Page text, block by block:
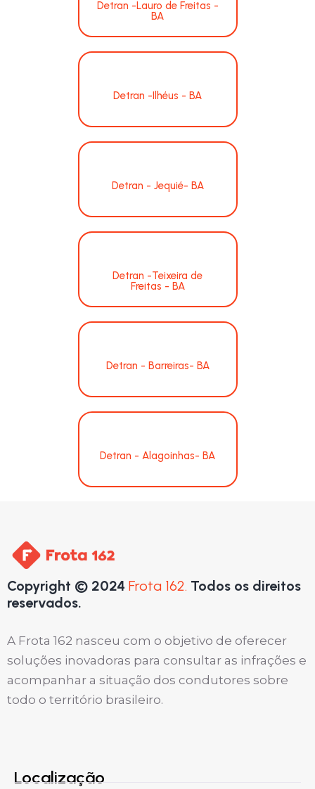
Detran -Lauro de Freitas -
BA
Detran -Ilhéus - BA
Detran - Jequié- BA
Detran -Teixeira de
Freitas - BA
Detran - Barreiras- BA
Detran - Alagoinhas- BA
Copyright © 2024 Frota 162. Todos os direitos
reservados.
A Frota 162 nasceu com o objetivo de oferecer
soluções inovadoras para consultar as infrações e
acompanhar a situação dos condutores sobre
todo o território brasileiro.
Localização